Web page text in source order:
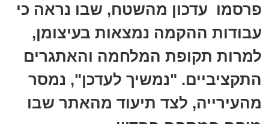
פרסמו עדכון מהשטח, שבו נראה כי
עבודות ההקמה נמצאות בעיצומן,
למרות תקופת המלחמה והאתגרים
התקציביים. "נמשיך לעדכן", נמסר
מהעירייה, לצד תיעוד מהאתר שבו